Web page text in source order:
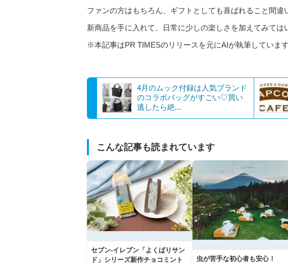
ファンの方はもちろん、ギフトとしても喜ばれること間違
新商品を手に入れて、日常に少しの楽しさを加えてみては
※本記事はPR TIMESのリリースを元にAIが執筆しています
4月のムック付録は人気ブランド
のコラボバッグがすごい♡買い
逃したら絶...
こんな記事も読まれています
セブン‐イレブン「よくばりサン
ド」シリーズ新作チョコミント
虫が苦手な初心者も安心！